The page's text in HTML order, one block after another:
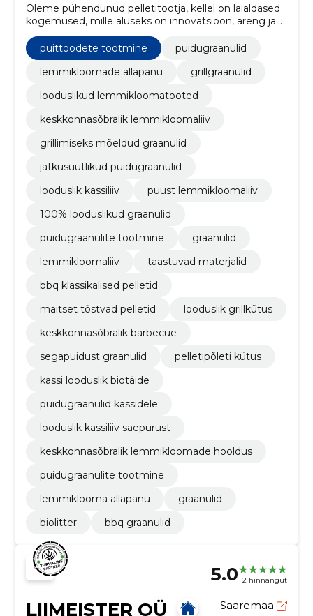
Oleme pühendunud pelletitootja, kellel on laialdased
kogemused, mille aluseks on innovatsioon, areng ja
kvaliteet. Pakume kõrgekvaliteedilisi pelleteid!
puittoodete tootmine
puidugraanulid
lemmikloomade allapanu
grillgraanulid
looduslikud lemmikloomatooted
keskkonnasõbralik lemmikloomaliiv
grillimiseks mõeldud graanulid
jätkusuutlikud puidugraanulid
looduslik kassiliiv
puust lemmikloomaliiv
100% looduslikud graanulid
puidugraanulite tootmine
graanulid
lemmikloomaliiv
taastuvad materjalid
bbq klassikalised pelletid
maitset tõstvad pelletid
looduslik grillkütus
keskkonnasõbralik barbecue
segapuidust graanulid
pelletipõleti kütus
kassi looduslik biotäide
puidugraanulid kassidele
looduslik kassiliiv saepurust
keskkonnasõbralik lemmikloomade hooldus
puidugraanulite tootmine
lemmiklooma allapanu
graanulid
biolitter
bbq graanulid
5.0 2 hinnangut
LIIMEISTER OÜ Saaremaa